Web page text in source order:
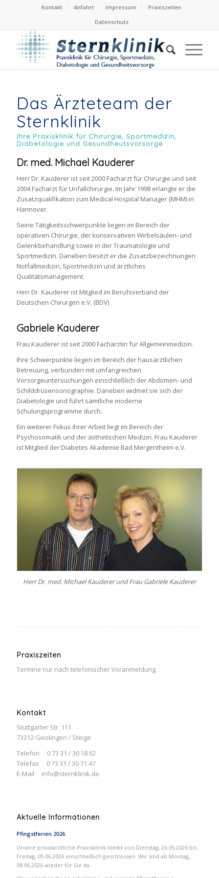
Kontakt Anfahrt Impressum
Praxiszeiten
Datenschutz
Das Ärzteteam der
Sternklinik
Ihre Praxisklinik für Chirurgie, Sportmedizin,
Diabetologie und Gesundheutsvorsorge
Dr. med. Michael Kauderer
Herr Dr. Kauderer ist seit 2000 Facharzt für Chirurgie und seit
2004 Facharzt für Unfallchirurgie. Im Jahr 1998 erlangte er die
Zusatzqualifikation zum Medical Hospital Manager (MHM) in
Hannover.
Seine Tätigkeitsschwerpunkte liegen im Bereich der
operativen Chirurgie, der konservativen Wirbelsäulen- und
Gelenkbehandlung sowie in der Traumatologie und
Sportmedizin. Daneben besitzt er die Zusatzbezeichnungen
Notfallmedizin, Sportmedizin und ärztliches
Qualitätsmanagement.
Herr Dr. Kauderer ist Mitglied im Berufsverband der
Deutschen Chirurgen e.V. (BDV)
Gabriele Kauderer
Frau Kauderer ist seit 2000 Fachärztin für Allgemeinmedizin.
Ihre Schwerpunkte liegen im Bereich der hausärztlichen
Betreuung, verbunden mit umfangreichen
Vorsorgeuntersuchungen einschließlich der Abdomen- und
Schilddrüsensonographie. Daneben widmet sie sich der
Diabetologie und führt sämtliche moderne
Schulungsprogramme durch.
Ein weiterer Fokus ihrer Arbeit liegt im Bereich der
Psychosomatik und der ästhetischen Medizin. Frau Kauderer
ist Mitglied der Diabetes Akademie Bad Mergentheim e.V.
Herr Dr. med. Michael Kauderer und Frau Gabriele Kauderer
Praxiszeiten
Termine nur nach telefonischer Voranmeldung.
Kontakt
Stuttgarter Str. 111
73312 Geislingen / Steige
Telefon 0 73 31 / 30 18 62
Telefax 0 73 31 / 30 71 47
E-Mail info@sternklinik.de
Aktuelle Informationen
Pfingstferien 2026
Unsere privatärztliche Praxisklinik bleibt von Dienstag, 26.05.2026 bis
Freitag, 05.06.2026 einschließlich geschlossen. Wir sind ab Montag,
08.06.2026 wieder für Sie da.